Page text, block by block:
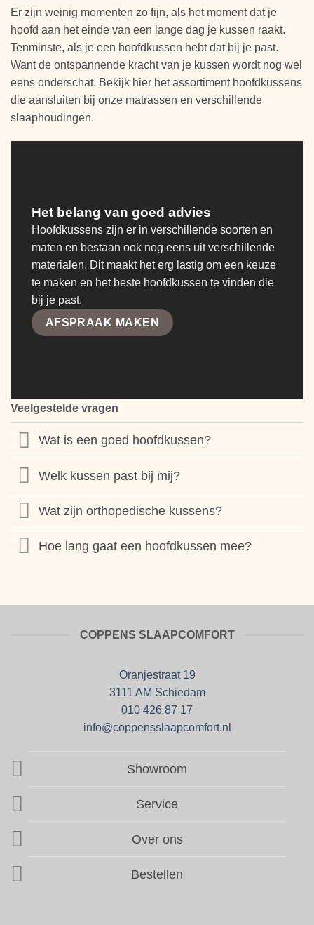
Er zijn weinig momenten zo fijn, als het moment dat je
hoofd aan het einde van een lange dag je kussen raakt.
Tenminste, als je een hoofdkussen hebt dat bij je past.
Want de ontspannende kracht van je kussen wordt nog wel
eens onderschat. Bekijk hier het assortiment hoofdkussens
die aansluiten bij onze matrassen en verschillende
slaaphoudingen.
Het belang van goed advies
Hoofdkussens zijn er in verschillende soorten en
maten en bestaan ook nog eens uit verschillende
materialen. Dit maakt het erg lastig om een keuze
te maken en het beste hoofdkussen te vinden die
bij je past.
AFSPRAAK MAKEN
Veelgestelde vragen
Wat is een goed hoofdkussen?
Welk kussen past bij mij?
Wat zijn orthopedische kussens?
Hoe lang gaat een hoofdkussen mee?
COPPENS SLAAPCOMFORT
Oranjestraat 19
3111 AM Schiedam
010 426 87 17
info@coppensslaapcomfort.nl
Showroom
Service
Over ons
Bestellen